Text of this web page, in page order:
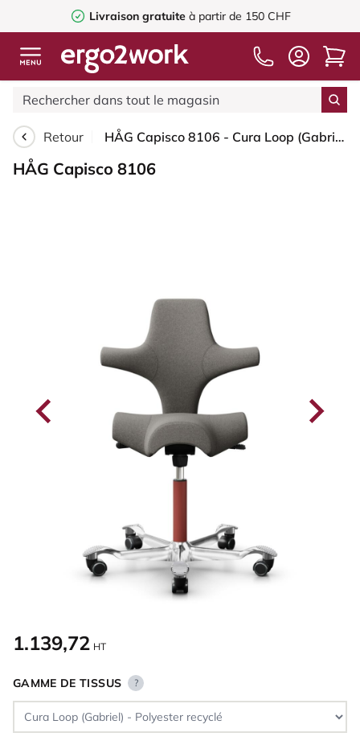
Livraison gratuiteà partir de 150 CHF
Retour HÅG Capisco 8106 - Cura Loop (Gabriel) - Polyester recyclé - CLP61168 Beige-grey - Blush Rose - 265 mm (hauteur d’assise 53–79 cm) - Roues souples pour sols durs
HÅG Capisco 8106
1.139,72 HT
GAMME DE TISSUS ?